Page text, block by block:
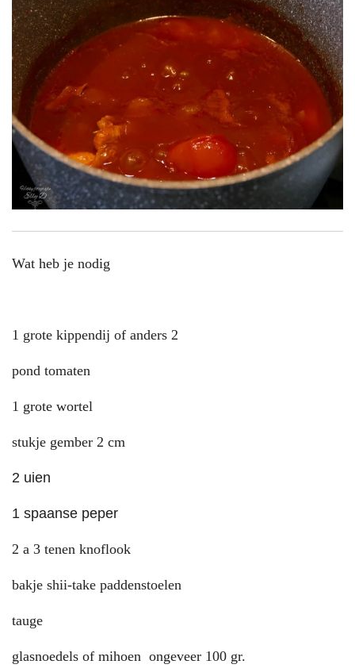
Wat heb je nodig
1 grote kippendij of anders 2
pond tomaten
1 grote wortel
stukje gember 2 cm
2 uien
1 spaanse peper
2 a 3 tenen knoflook
bakje shii-take paddenstoelen
tauge
glasnoedels of mihoen ongeveer 100 gr.